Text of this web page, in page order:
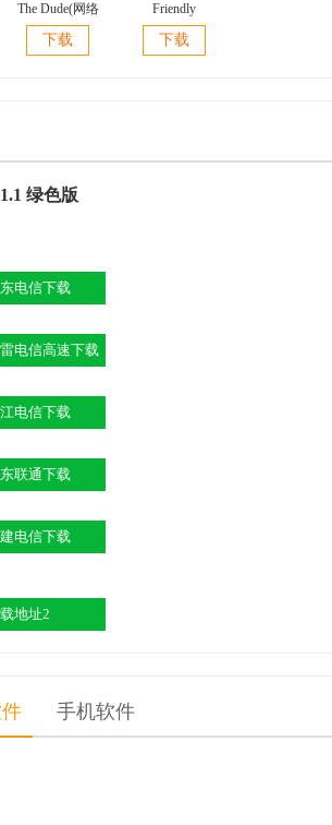
The Dude(网络
拓扑图绘制管
理) v3.5 绿色免
下载
Friendly
Pinger(网络拓扑
图制作) v5.0.1
下载
绿色版
电信下载
电信高速下载
电信下载
联通下载
电信下载
地址2
手机软件